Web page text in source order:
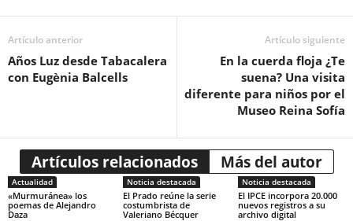
Artículo anterior
Años Luz desde Tabacalera
con Eugènia Balcells
Artículo siguiente
En la cuerda floja ¿Te
suena? Una visita
diferente para niños por el
Museo Reina Sofía
Artículos relacionados Más del autor
Actualidad
«Murmuránea» los
poemas de Alejandro
Daza
Noticia destacada
El Prado reúne la serie
costumbrista de
Valeriano Bécquer
Noticia destacada
El IPCE incorpora 20.000
nuevos registros a su
archivo digital